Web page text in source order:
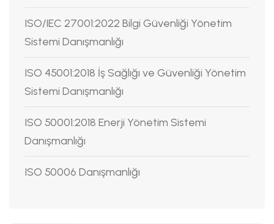
ISO/IEC 27001:2022 Bilgi Güvenliği Yönetim
Sistemi Danışmanlığı
ISO 45001:2018 İş Sağlığı ve Güvenliği Yönetim
Sistemi Danışmanlığı
ISO 50001:2018 Enerji Yönetim Sistemi
Danışmanlığı
ISO 50006 Danışmanlığı